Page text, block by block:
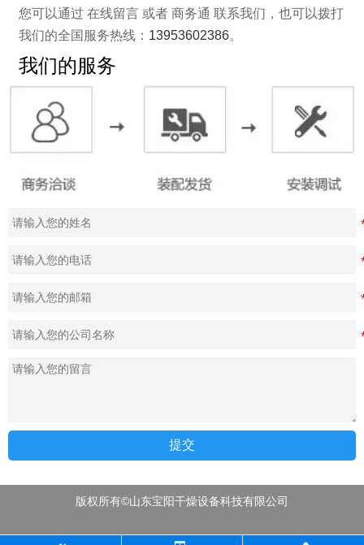
您可以通过 在线留言 或者 商务通 联系我们，也可以拨打
我们的全国服务热线： 13953602386。
我们的服务
提交
版权所有©山东宝阳干燥设备科技有限公司